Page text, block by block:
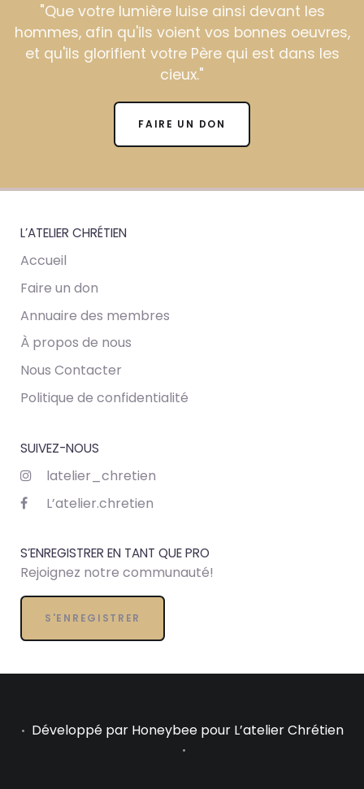
"Que votre lumière luise ainsi devant les
hommes, afin qu'ils voient vos bonnes oeuvres,
et qu'ils glorifient votre Père qui est dans les
cieux."
FAIRE UN DON
L’ATELIER CHRÉTIEN
Accueil
Faire un don
Annuaire des membres
À propos de nous
Nous Contacter
Politique de confidentialité
SUIVEZ-NOUS
latelier_chretien
L’atelier.chretien
S’ENREGISTRER EN TANT QUE PRO
Rejoignez notre communauté!
S'ENREGISTRER
• Développé par Honeybeepour L’atelier Chrétien
•